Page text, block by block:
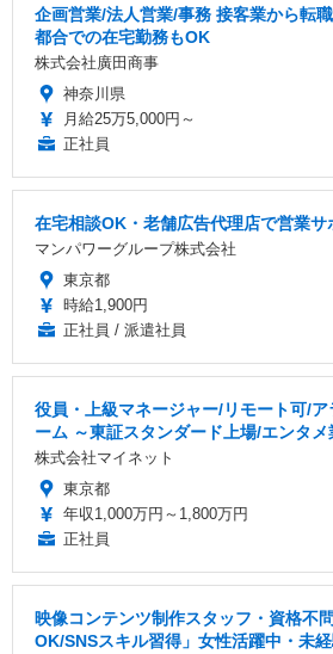
企画営業/法人営業/事務 接客業から転
都合での在宅勤務もOK
株式会社廣田商事
神奈川県
月給25万5,000円～
正社員
在宅相談OK・老舗広告代理店で営業サ
マンパワーグループ株式会社
東京都
時給1,900円
正社員 / 派遣社員
役員・上級マネージャー/リモート可/
ーム ～東証スタンダード上場/エンタ
株式会社マイネット
東京都
年収1,000万円～1,800万円
正社員
映像コンテンツ制作スタッフ・資格不
OK/SNSスキル習得」女性活躍中・未